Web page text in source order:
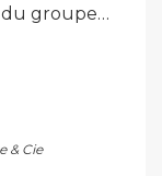
du groupe…
& Cie